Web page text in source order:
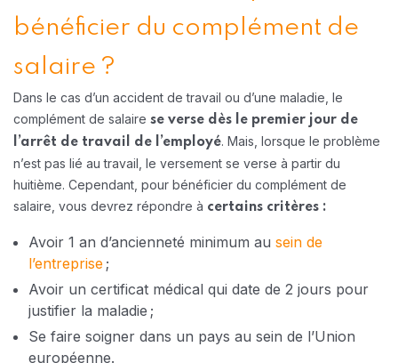
bénéficier du complément de
salaire ?
Dans le cas d’un accident de travail ou d’une maladie, le
complément de salaire se verse dès le premier jour de
l’arrêt de travail de l’employé. Mais, lorsque le problème
n’est pas lié au travail, le versement se verse à partir du
huitième. Cependant, pour bénéficier du complément de
salaire, vous devrez répondre à certains critères :
Avoir 1 an d’ancienneté minimum au sein de
l’entreprise ;
Avoir un certificat médical qui date de 2 jours pour
justifier la maladie ;
Se faire soigner dans un pays au sein de l’Union
européenne.